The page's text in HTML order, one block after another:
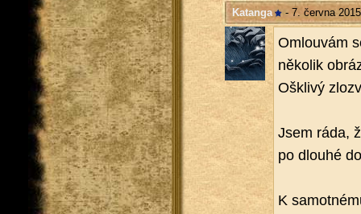
Katanga - 7. června
Omlou­vám
ně­ko­lik
Oš­k­li­vý
Jsem ráda,
po dlou­hé
K